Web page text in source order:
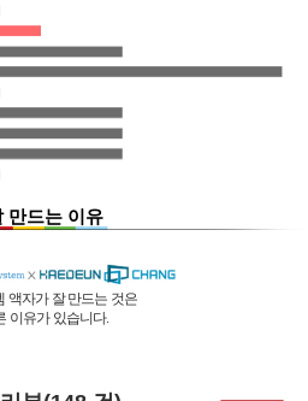
만드는 이유
액자가 잘 만드는 것은
이유가 있습니다.
액자를 만드는 전 공정의 기계를